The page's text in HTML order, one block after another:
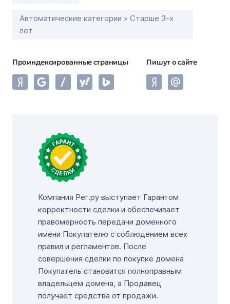
Автоматические категории » Старше 3-х
лет
Проиндексированные страницы Пишут о сайте
Компания Рег.ру выступает Гарантом
корректности сделки и обеспечивает
правомерность передачи доменного
имени Покупателю с соблюдением всех
правил и регламентов. После
совершения сделки по покупке домена
Покупатель становится полноправным
владельцем домена, а Продавец
получает средства от продажи.